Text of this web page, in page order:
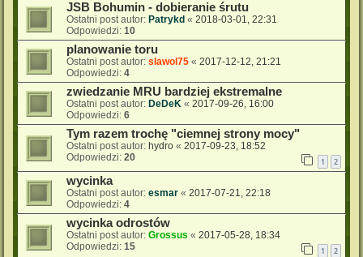
JSB Bohumin - dobieranie śrutu
Ostatni post autor: Patrykd « 2018-03-01, 22:31
Odpowiedzi: 10
planowanie toru
Ostatni post autor: slawol75 « 2017-12-12, 21:21
Odpowiedzi: 4
zwiedzanie MRU bardziej ekstremalne
Ostatni post autor: DeDeK « 2017-09-26, 16:00
Odpowiedzi: 6
Tym razem trochę "ciemnej strony mocy"
Ostatni post autor: hydro « 2017-09-23, 18:52
Odpowiedzi: 20 1 2
wycinka
Ostatni post autor: esmar « 2017-07-21, 22:18
Odpowiedzi: 4
wycinka odrostów
Ostatni post autor: Grossus « 2017-05-28, 18:34
Odpowiedzi: 15 1 2